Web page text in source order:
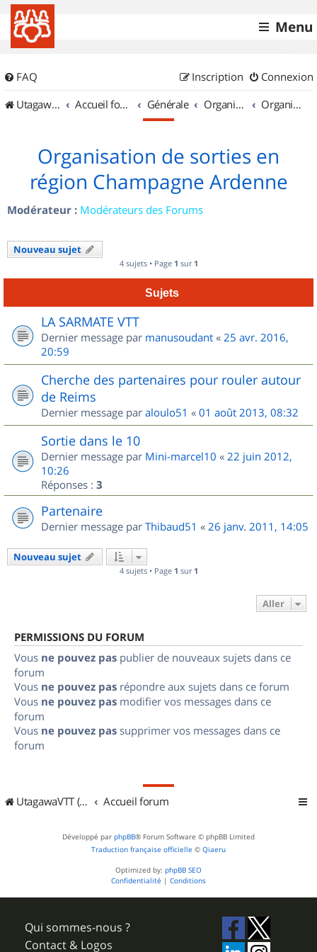
Menu
FAQ Connexion
Inscription
UtagawaVTT (Randos VTT et VTTAE avec traces GPS)
Accueil forum Générale Organisation de sorties & Recherche de partenaires Organisation de sorties en région Champagne Ardenne
Organisation de sorties en
région Champagne Ardenne
Modérateur : Modérateurs des Forums
Nouveau sujet
4 sujets • Page 1 sur 1
Sujets
LA SARMATE VTT
Dernier message par manusoudant « 25 avr. 2016,
20:59
Cherche des partenaires pour rouler autour
de Reims
Dernier message par aloulo51 « 01 août 2013, 08:32
Sortie dans le 10
Dernier message par Mini-marcel10 « 22 juin 2012,
10:26
Réponses : 3
Partenaire
Dernier message par Thibaud51 « 26 janv. 2011, 14:05
Nouveau sujet
4 sujets • Page 1 sur 1
Aller
PERMISSIONS DU FORUM
Vous ne pouvez pas publier de nouveaux sujets dans ce
forum
Vous ne pouvez pas répondre aux sujets dans ce forum
Vous ne pouvez pas modifier vos messages dans ce
forum
Vous ne pouvez pas supprimer vos messages dans ce
forum
UtagawaVTT (Randos VTT et VTTAE avec traces GPS) Accueil forum
Développé par phpBB® Forum Software © phpBB Limited
Traduction française officielle © Qiaeru
Optimized by: phpBB SEO
Confidentialité | Conditions
Qui sommes-nous ?
Contact & Logos